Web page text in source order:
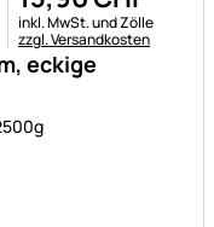
eckige
Steuerhinweis:
inkl. MwSt. und Zölle
zzgl. Versandkosten